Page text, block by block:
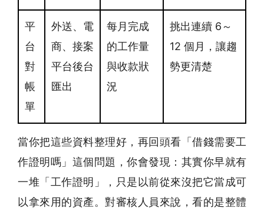
平
台
對
帳
單
外送、電
商、接案
平台後台
匯出
每月完成
的工作量
與收款狀
況
挑出連續 6～
12 個月，讓趨
勢更清楚
當你把這些資料整理好，再回頭看「借錢需要工
作證明嗎」這個問題，你會發現：其實你早就有
一堆「工作證明」，只是以前從來沒把它當成可
以拿來用的資產。對審核人員來說，看的是整體